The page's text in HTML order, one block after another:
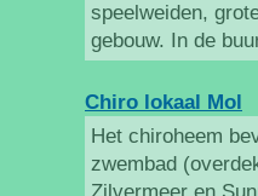
speelweiden,
gebouw. In de
Chiro lokaal Mol
Het chiroheem
zwembad